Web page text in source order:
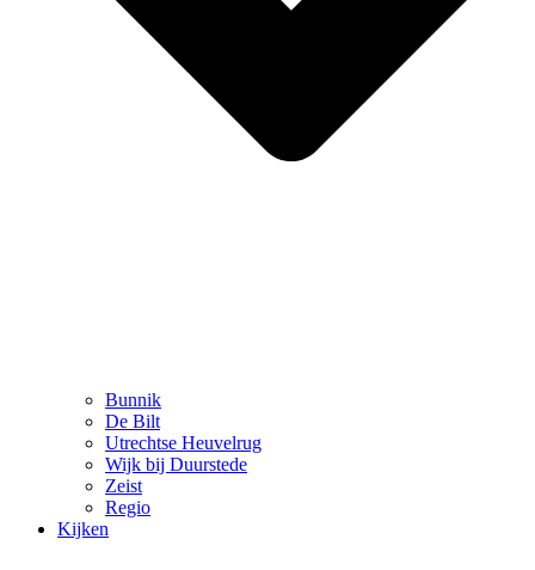
Bunnik
De Bilt
Utrechtse Heuvelrug
Wijk bij Duurstede
Zeist
Regio
Kijken